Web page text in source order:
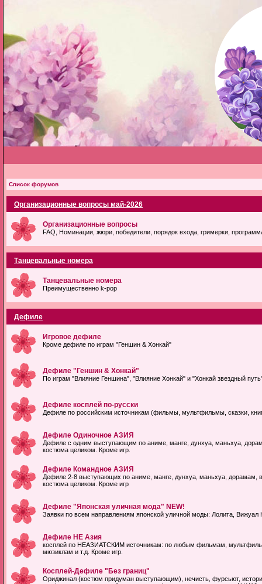
Список форумов
Организационные вопросы май-2026
Организационные вопросы
FAQ, Номинации, жюри, победители, порядок входа, гримерки,
Танцевальные номера
Танцевальные номера
Преимущественно k-pop
Дефиле
Игровое дефиле
Кроме дефиле по играм "Геншин & Хонкай"
Дефиле "Геншин & Хонкай"
По играм "Влияние Геншина", "Влияние Хонкай" и "Хонкай звездный
Дефиле косплей по-русски
Дефиле по российским источникам (фильмы, мультфильмы, сказки,
Дефиле Одиночное АЗИЯ
Дефиле с одним выступающим по аниме, манге, дунхуа, маньхуа,
костюма целиком. Кроме игр.
Дефиле Командное АЗИЯ
Дефиле 2-8 выступающих по аниме, манге, дунхуа, маньхуа, дорамам,
костюма целиком. Кроме игр
Дефиле "Японская уличная мода" NEW!
Заявки по всем направлениям японской уличной моды: Лолита, Вижуал
Дефиле НЕ Азия
косплей по НЕАЗИАТСКИМ источникам: по любым фильмам,
мюзиклам и т.д. Кроме игр.
Косплей-Дефиле "Без границ"
Ориджинал (костюм придуман выступающим), нечисть, фурсьют,